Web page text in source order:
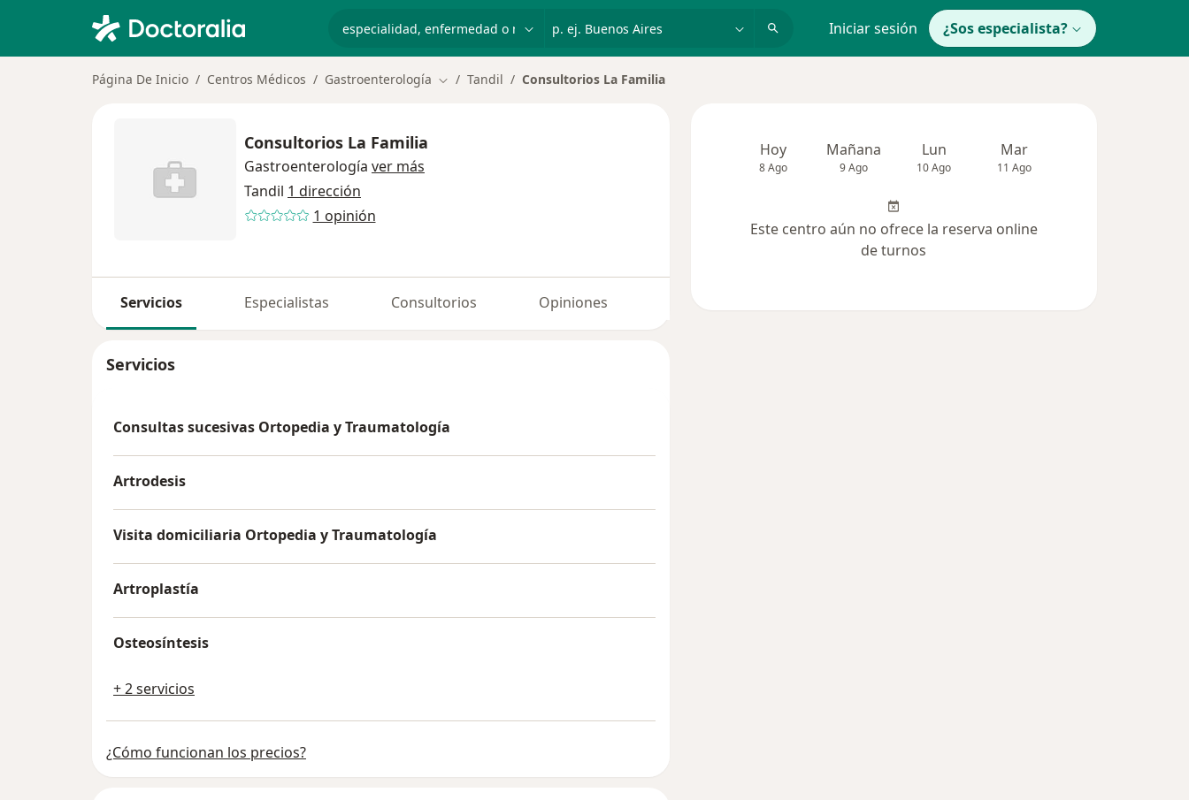
Iniciar sesión ¿Sos especialista?
Página De Inicio Centros Médicos Gastroenterología Cambiar de ciudad
Tandil Consultorios La Familia
Consultorios La Familia
Gastroenterología ver más
Tandil 1 dirección
1 opinión
Servicios Especialistas Consultorios Opiniones
Servicios
Consultas sucesivas Ortopedia y Traumatología
Artrodesis
Visita domiciliaria Ortopedia y Traumatología
Artroplastía
Osteosíntesis
+ 2 servicios
¿Cómo funcionan los precios?
Hoy
8 Ago
Mañana
9 Ago
Lun
10 Ago
Mar
11 Ago
Este centro aún no ofrece la reserva online
de turnos